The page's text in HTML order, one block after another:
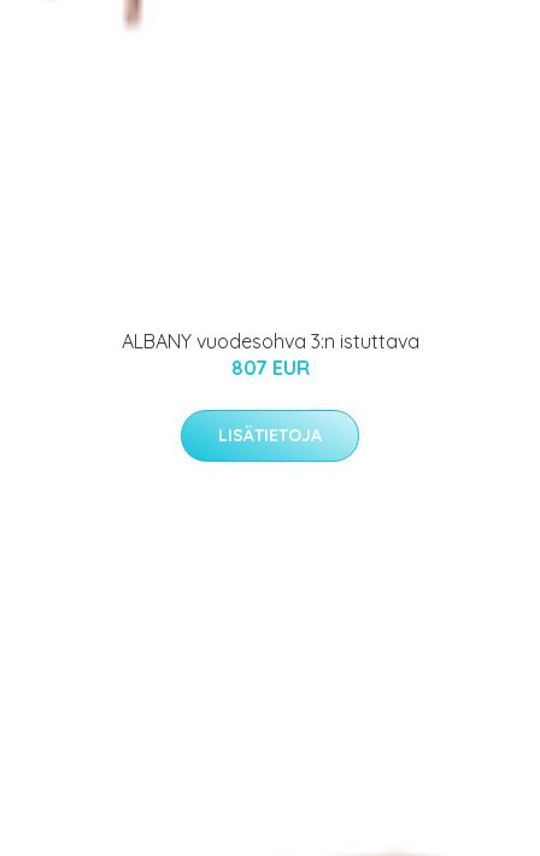
ALBANY vuodesohva 3:n istuttava
807 EUR
LISÄTIETOJA